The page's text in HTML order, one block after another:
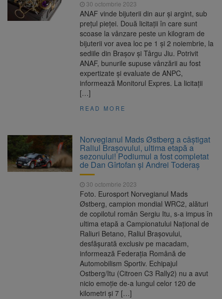
30 octombrie 2023
ANAF vinde bijuterii din aur și argint, sub
prețul pieței. Două licitații în care sunt
scoase la vânzare peste un kilogram de
bijuterii vor avea loc pe 1 și 2 noiembrie, la
sediile din Brașov și Târgu Jiu. Potrivit
ANAF, bunurile supuse vânzării au fost
expertizate și evaluate de ANPC,
informează Monitorul Expres. La licitații
[…]
READ MORE
Norvegianul Mads Østberg a câștigat
Raliul Brașovului, ultima etapă a
sezonului! Podiumul a fost completat
de Dan Gîrtofan și Andrei Toderaș
30 octombrie 2023
Foto. Eurosport Norvegianul Mads
Østberg, campion mondial WRC2, alături
de copilotul român Sergiu Itu, s-a impus în
ultima etapă a Campionatului Național de
Raliuri Betano, Raliul Brașovului,
desfășurată exclusiv pe macadam,
informează Federația Română de
Automobilism Sportiv. Echipajul
Ostberg/Itu (Citroen C3 Rally2) nu a avut
nicio emoție de-a lungul celor 120 de
kilometri și 7 […]